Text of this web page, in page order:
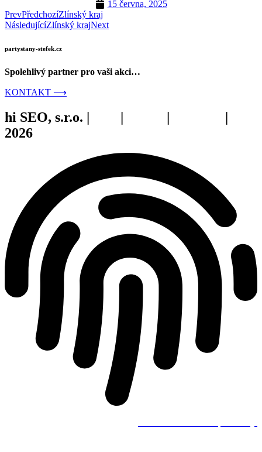
15 června, 2025
PrevPředchozíZlínský kraj
NásledujícíZlínský krajNext
partystany-stefek.cz
Spolehlivý partner pro vaši akci…
KONTAKT ⟶
hi SEO, s.r.o. |
2026